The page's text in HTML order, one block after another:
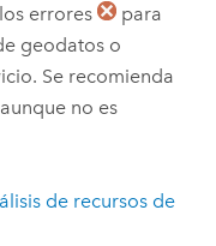
errores
para
geodatos o
Se recomienda
no es
de recursos de